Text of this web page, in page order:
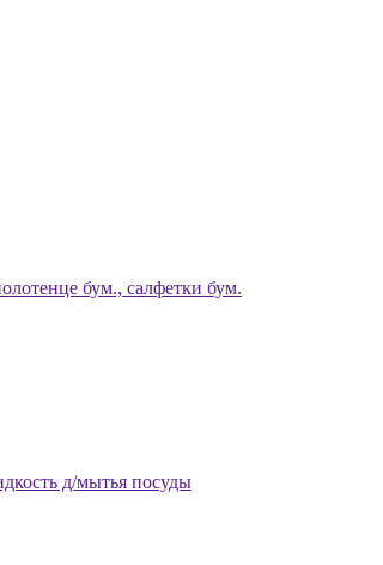
бум., салфетки бум.
д/мытья посуды